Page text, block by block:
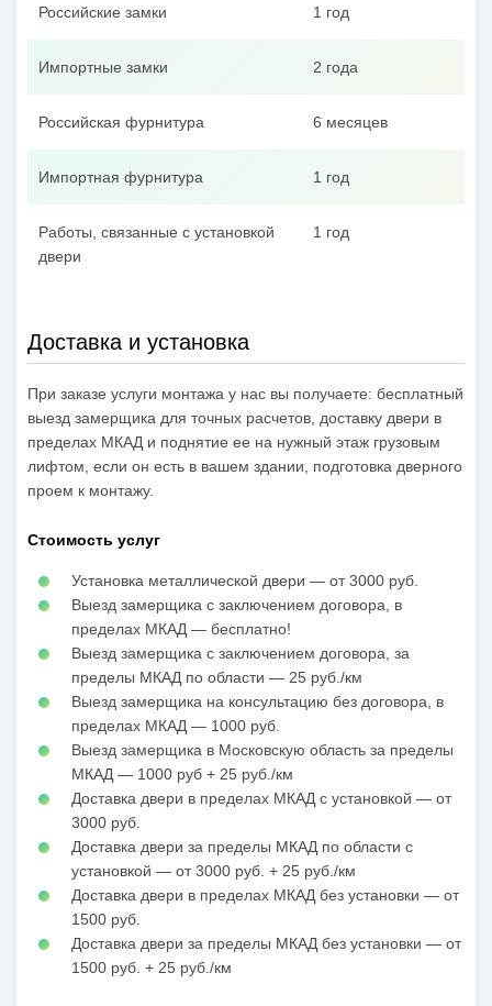
Российские замки 1 год
Импортные замки 2 года
Российская фурнитура 6 месяцев
Импортная фурнитура 1 год
Работы, связанные с установкой
двери
1 год
Доставка и установка
При заказе услуги монтажа у нас вы получаете: бесплатный
выезд замерщика для точных расчетов, доставку двери в
пределах МКАД и поднятие ее на нужный этаж грузовым
лифтом, если он есть в вашем здании, подготовка дверного
проем к монтажу.
Стоимость услуг
Установка металлической двери — от 3000 руб.
Выезд замерщика с заключением договора, в
пределах МКАД — бесплатно!
Выезд замерщика с заключением договора, за
пределы МКАД по области — 25 руб./км
Выезд замерщика на консультацию без договора, в
пределах МКАД — 1000 руб.
Выезд замерщика в Московскую область за пределы
МКАД — 1000 руб + 25 руб./км
Доставка двери в пределах МКАД с установкой — от
3000 руб.
Доставка двери за пределы МКАД по области с
установкой — от 3000 руб. + 25 руб./км
Доставка двери в пределах МКАД без установки — от
1500 руб.
Доставка двери за пределы МКАД без установки — от
1500 руб. + 25 руб./км